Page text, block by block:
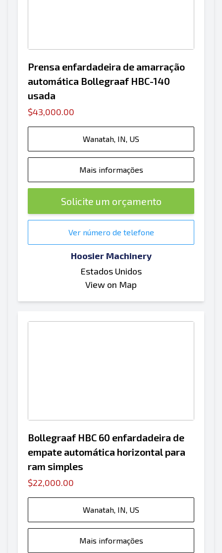
Prensa enfardadeira de amarração
automática Bollegraaf HBC-140
usada
$43,000.00
Wanatah, IN, US
Mais informações
Solicite um orçamento
Ver número de telefone
Hoosier Machinery
Estados Unidos
View on Map
Bollegraaf HBC 60 enfardadeira de
empate automática horizontal para
ram simples
$22,000.00
Wanatah, IN, US
Mais informações